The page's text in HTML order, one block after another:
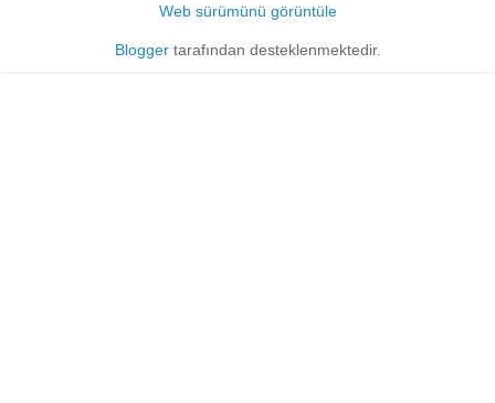
Web sürümünü görüntüle
Bloggertarafından desteklenmektedir.